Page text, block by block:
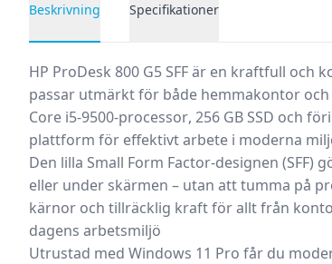
Beskrivning Specifikationer
HP ProDesk 800 G5 SFF är en kraftfull och
passar utmärkt för både hemmakontor
Core i5-9500-processor, 256 GB SSD och
plattform för effektivt arbete i moderna
Den lilla Small Form Factor-designen
eller under skärmen – utan att tumma på
kärnor och tillräcklig kraft för allt från
dagens arbetsmiljö
Utrustad med Windows 11 Pro får du